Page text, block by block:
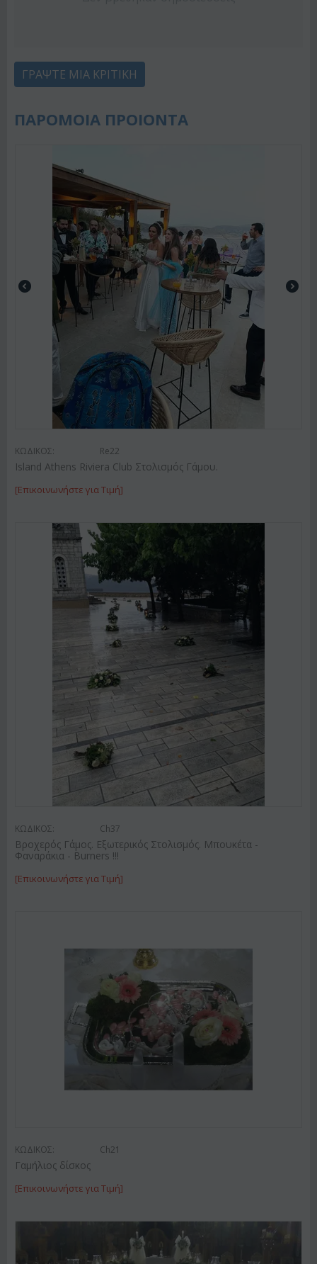
ΓΡΆΨΤΕ ΜΙΑ ΚΡΙΤΙΚΉ
ΠΑΡΟΜΟΙΑ ΠΡΟΙΟΝΤΑ
ΚΩΔΙΚΟΣ: Re22
Island Athens Riviera Club Στολισμός Γάμου.
[Επικοινωνήστε για Τιμή]
ΚΩΔΙΚΟΣ: Ch37
Βροχερός Γάμος. Εξωτερικός Στολισμός. Μπουκέτα -
Φαναράκια - Burners !!!
[Επικοινωνήστε για Τιμή]
ΚΩΔΙΚΟΣ: Ch21
Γαμήλιος δίσκος
[Επικοινωνήστε για Τιμή]